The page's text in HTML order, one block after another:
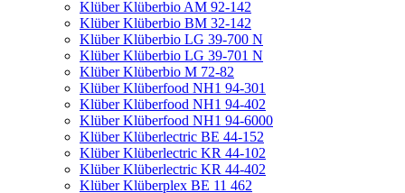
Klüber Klüberbio AM 92-142
Klüber Klüberbio BM 32-142
Klüber Klüberbio LG 39-700 N
Klüber Klüberbio LG 39-701 N
Klüber Klüberbio M 72-82
Klüber Klüberfood NH1 94-301
Klüber Klüberfood NH1 94-402
Klüber Klüberfood NH1 94-6000
Klüber Klüberlectric BE 44-152
Klüber Klüberlectric KR 44-102
Klüber Klüberlectric KR 44-402
Klüber Klüberplex BE 11 462